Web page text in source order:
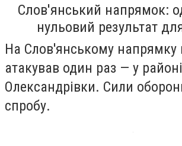
Слов'янський напрямок:
нульовий результат
На Слов'янському напрямку
атакував один раз — у
Олександрівки. Сили
спробу.